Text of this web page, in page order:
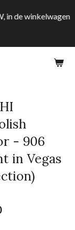
in de winkelwagen
- 906
in Vegas